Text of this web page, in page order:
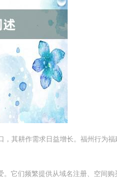
其耕作需求日益增长。福州行为
它们频繁提供从域名注册、空间购